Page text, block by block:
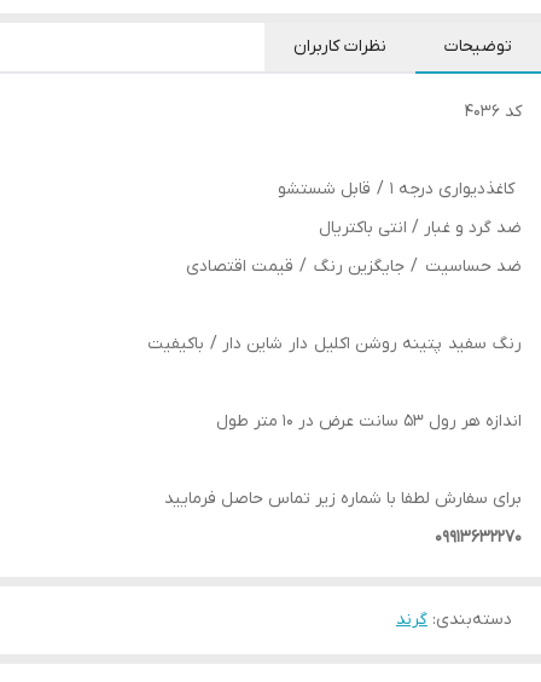
توضیحات نظرات کاربران
کد 4036
کاغذدیواری درجه 1 / قابل شستشو
ضد گرد و غبار / انتی باکتریال
ضد حساسیت / جایگزین رنگ / قیمت اقتصادی
رنگ سفید پتینه روشن اکلیل دار شاین دار / باکیفیت
اندازه هر رول 53 سانت عرض در 10 متر طول
برای سفارش لطفا با شماره زیر تماس حاصل فرمایید
09913632270
دسته‌بندی: گرند